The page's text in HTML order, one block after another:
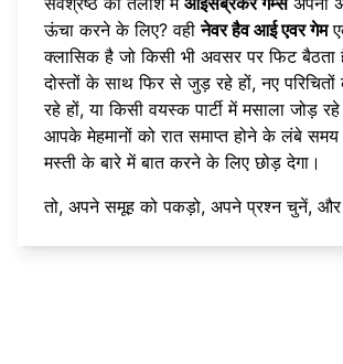
ऊंचा करने के लिए? वहीनेवर हैव आई एवर गेम
क्लासिक है जो किसी भी अवसर पर फिट
दोस्तों के साथ फिर से जुड़ रहे हों, नए
रहे हों, या किसी वयस्क पार्टी में मसाला जोड़
आपके मेहमानों को रात समाप्त होने के लंबे समय
मस्ती के बारे में बात करने के लिए छोड़ देगा।
तो, अपने समूह को पकड़ो, अपने प्रश्न चुनें,